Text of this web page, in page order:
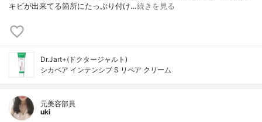
キビが出来てる箇所にたっぷり付け…続きを見る
Dr.Jart+(ドクタージャルト)
シカペア インテンシブ S リペア クリーム
元美容部員
uki